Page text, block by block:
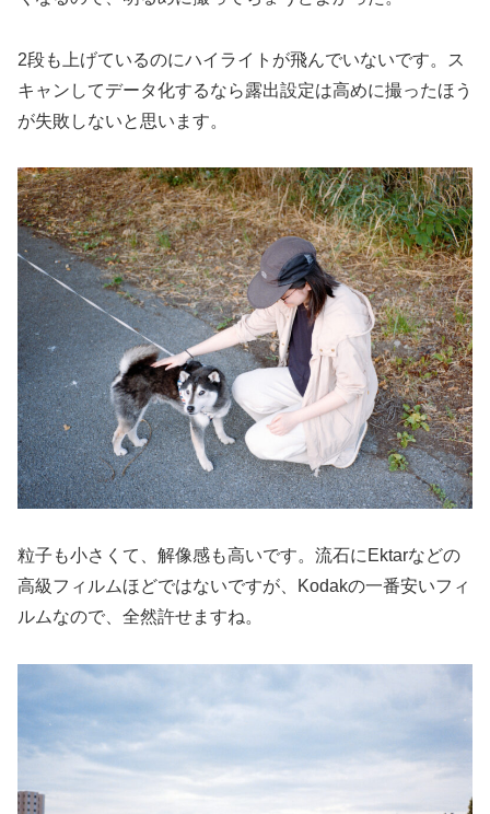
2段も上げているのにハイライトが飛んでいないです。ス
キャンしてデータ化するなら露出設定は高めに撮ったほう
が失敗しないと思います。
粒子も小さくて、解像感も高いです。流石にEktarなどの
高級フィルムほどではないですが、Kodakの一番安いフィ
ルムなので、全然許せますね。